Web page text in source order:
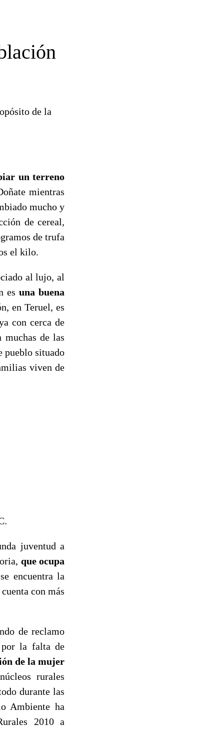
de la
un terreno
mientras
mucho y
de cereal,
de trufa
el kilo.
al lujo, al
es una buena
en Teruel, es
con cerca de
muchas de las
pueblo situado
viven de
juventud a
que ocupa
encuentra la
con más
de reclamo
por la falta de
de la mujer
rurales
durante las
Ambiente ha
2010 a